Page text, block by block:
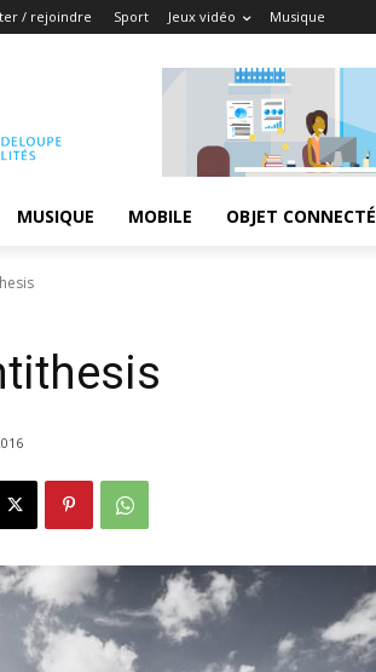
/ rejoindre Sport Jeux vidéo Musique
MUSIQUE MOBILE OBJET CONNECTÉ